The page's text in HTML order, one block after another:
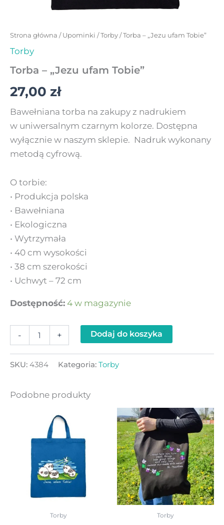
Strona główna /Upominki /Torby/ Torba – „Jezu ufam Tobie”
Torby
Torba – „Jezu ufam Tobie”
27,00 zł
Bawełniana torba na zakupy z nadrukiem
w uniwersalnym czarnym kolorze. Dostępna
wyłącznie w naszym sklepie. Nadruk wykonany
metodą cyfrową.
O torbie:
• Produkcja polska
• Bawełniana
• Ekologiczna
• Wytrzymała
• 40 cm wysokości
• 38 cm szerokości
• Uchwyt – 72 cm
Dostępność: 4 w magazynie
- + Dodaj do koszyka
SKU: 4384 Kategoria: Torby
Podobne produkty
Torby Torby